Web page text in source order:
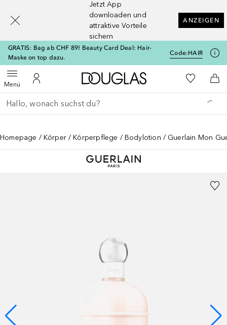
Jetzt App
downloaden und
attraktive Vorteile
sichern
ANZEIGEN
GRATIS: Bag ab CHF 89! Beauty Card Deal: Hair-
Maske on top dazu.
Code:HAIR
MenüMenü öffnenZu Meinem Kundenkonto
Zur Douglas Startseite
Zu Meiner
Gehe zurück
Suche ausführen
Homepage Körper Körperpflege Bodylotion Guerlain Mon
[navigation.slideout.screenreader]